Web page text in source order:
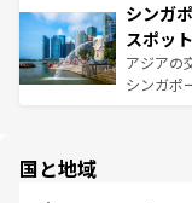
参照して
激する。
が待って
た文化、
け
み、どこ
ており、
うな絶景
そ
シンガ
スポット
アジアの
シンガポ
国と地域